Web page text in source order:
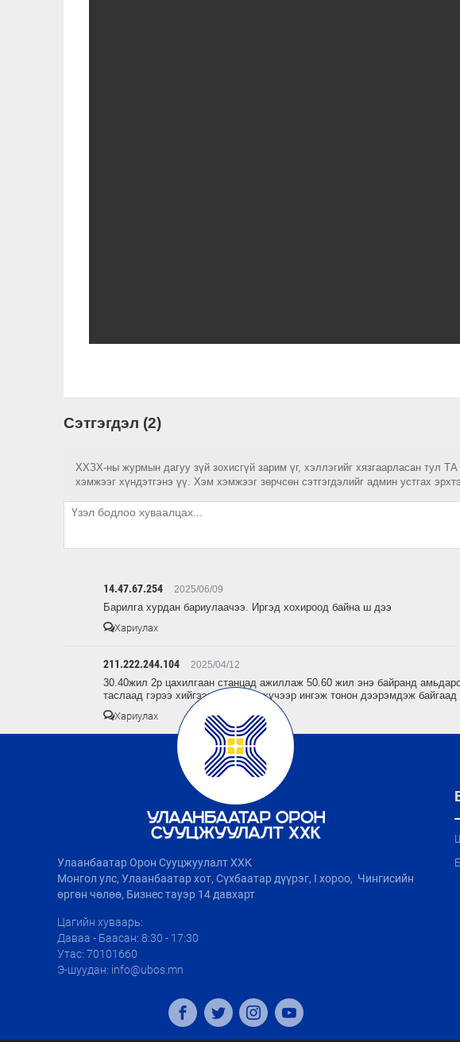
Сэтгэгдэл (2)
ХХЗХ-ны журмын дагуу зүй зохисгүй зарим үг, хэллэгийг хязгаарласан тул
хэмжээг хүндэтгэнэ үү. Хэм хэмжээг зөрчсөн сэтгэгдэлийг админ устгах
14.47.67.254 2025/06/09
Барилга хурдан бариулаачээ. Иргэд хохироод байна ш дээ
Хариулах
211.222.244.104 2025/04/12
30.40жил 2р цахилгаан станцад ажиллаж 50.60 жил энэ байранд
таслаад гэрээ хийгээгүй байхад хүчээр ингэж тонон дээрэмдэж
Хариулах
Улаанбаатар Орон Сууцжуулалт ХХК
Монгол улс, Улаанбаатар хот, Сүхбаатар дүүрэг, I хороо, Чингисийн
өргөн чөлөө, Бизнес тауэр 14 давхарт
Цагийн хуваарь:
Даваа - Баасан: 8:30 - 17:30
Утас: 70101660
Э-шуудан: info@ubos.mn